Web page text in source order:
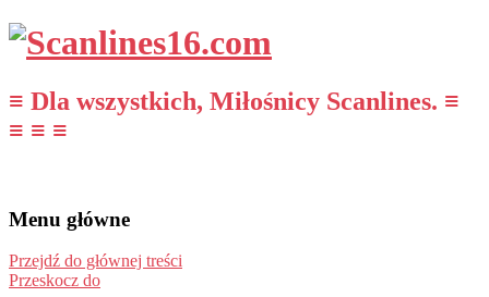
≡ Dla wszystkich, Miłośnicy Scanlines. ≡
≡ ≡ ≡
Menu główne
Przejdź do głównej treści
Przeskocz do